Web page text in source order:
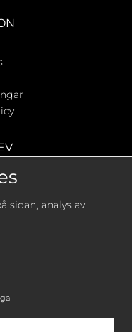
& nyheter!
användas till
sidan, analys av